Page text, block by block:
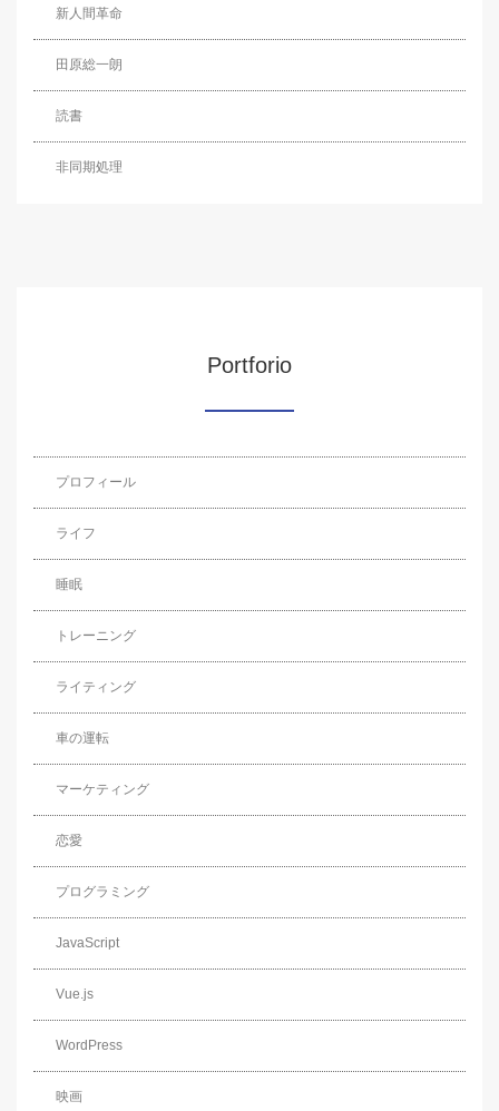
新人間革命
田原総一朗
読書
非同期処理
Portforio
プロフィール
ライフ
睡眠
トレーニング
ライティング
車の運転
マーケティング
恋愛
プログラミング
JavaScript
Vue.js
WordPress
映画